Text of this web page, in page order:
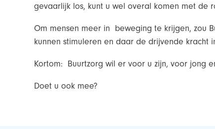
gevaarlijk los, kunt u wel overal komen met de
Om mensen meer in beweging te krijgen, zou
kunnen stimuleren en daar de drijvende kracht
Kortom: Buurtzorg wil er voor u zijn, voor jong
Doet u ook mee?